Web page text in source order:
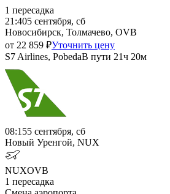
1 пересадка
21:405 сентября, сб
Новосибирск, Толмачево, OVB
от 22 859 ₽Уточнить цену
S7 Airlines, PobedaВ пути 21ч 20м
08:155 сентября, сб
Новый Уренгой, NUX
NUXOVB
1 пересадка